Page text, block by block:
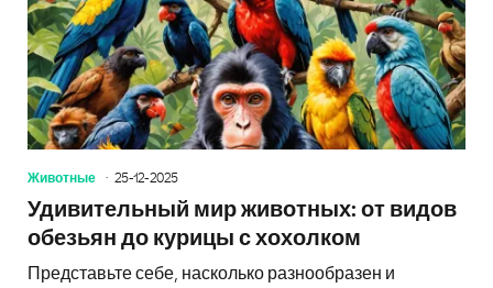
Животные 25-12-2025
Удивительный мир животных: от видов
обезьян до курицы с хохолком
Представьте себе, насколько разнообразен и